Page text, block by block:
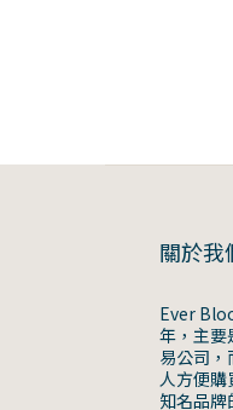
關於我
Ever
年，主要
易公司
人方便
知名品牌